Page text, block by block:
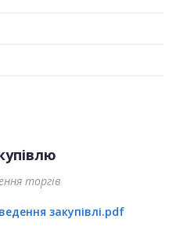
торгів
закупівлі.pdf